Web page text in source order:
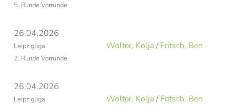
5. Runde Vorrunde
26.04.2026
Leipzigliga
2. Runde Vorrunde
Wolter, Kolja /Fritsch, Ben
26.04.2026
Leipzigliga
Wolter, Kolja /Fritsch, Ben